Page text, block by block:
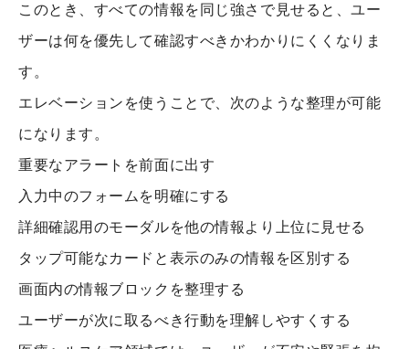
このとき、すべての情報を同じ強さで見せると、ユー
ザーは何を優先して確認すべきかわかりにくくなりま
す。
エレベーションを使うことで、次のような整理が可能
になります。
重要なアラートを前面に出す
入力中のフォームを明確にする
詳細確認用のモーダルを他の情報より上位に見せる
タップ可能なカードと表示のみの情報を区別する
画面内の情報ブロックを整理する
ユーザーが次に取るべき行動を理解しやすくする